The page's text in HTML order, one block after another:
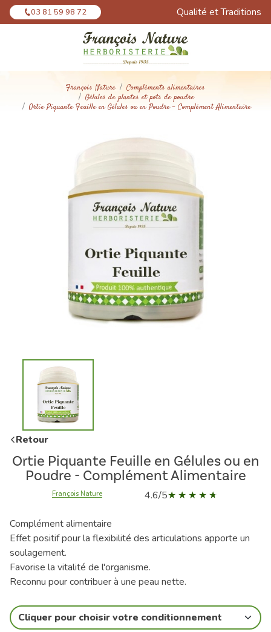
03 81 59 98 72 Qualité et Traditions
François Nature
Compléments alimentaires
Gélules de plantes et pots de poudre
Ortie Piquante Feuille en Gélules ou en Poudre - Complément Alimentaire
Retour
Ortie Piquante Feuille en Gélules ou en
Poudre - Complément Alimentaire
François Nature 4.6/5
Complément alimentaire
Effet positif pour la flexibilité des articulations apporte un
soulagement.
Favorise la vitalité de l'organisme.
Reconnu pour contribuer à une peau nette.
Cliquer pour choisir votre conditionnement
Panneau de gestion des cookies